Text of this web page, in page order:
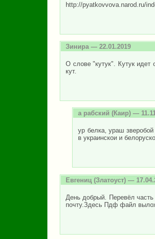
http://pyatkovvova.narod.ru/
Зинира — 22.01.2019
О слове "кутук". Кутук идет
кут.
а рабский (Каир) —
ур белка, ураш
в украинскои и
Евгениц (Златоуст) —
День добрый. Перевёл
почту.Здесь Пдф файл